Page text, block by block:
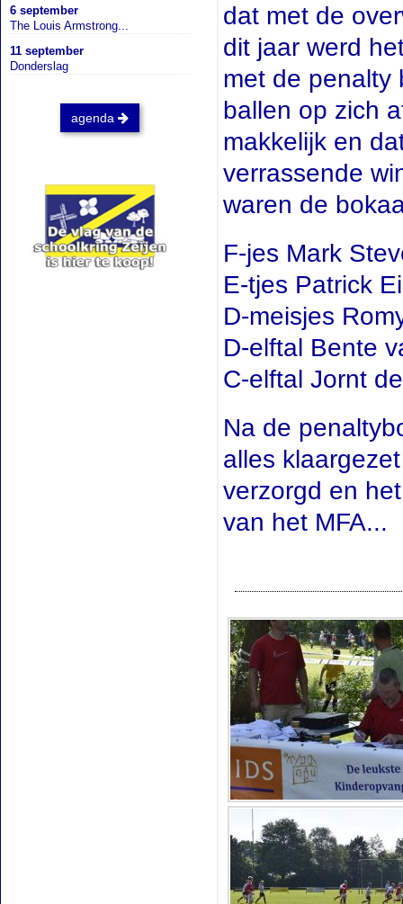
6 september
The Louis Armstrong...
11 september
Donderslag
agenda
dat met de
dit jaar werd
met de penalty
ballen op zich
makkelijk en
verrassende
waren de
F-jes Mark
E-tjes Patrick
D-meisjes
D-elftal Bente
C-elftal Jornt
Na de
alles
verzorgd en
van het MFA...